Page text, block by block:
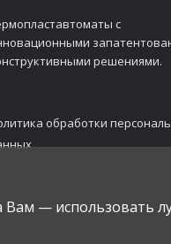
с
решениями.
обработки
Вам — использовать